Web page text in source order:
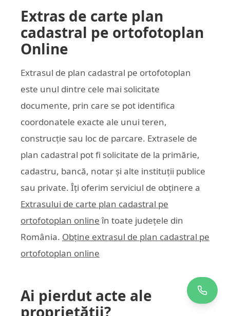
Extras de carte plan
cadastral pe ortofotoplan
Online
Extrasul de plan cadastral pe ortofotoplan
este unul dintre cele mai solicitate
documente, prin care se pot identifica
coordonatele exacte ale unui teren,
construcție sau loc de parcare. Extrasele de
plan cadastral pot fi solicitate de la primărie,
cadastru, bancă, notar și alte instituții publice
sau private. Îți oferim serviciul de obținere a
Extrasului de carte plan cadastral pe
ortofotoplan online în toate județele din
România. Obține extrasul de plan cadastral pe
ortofotoplan online
Ai pierdut acte ale
proprietății?